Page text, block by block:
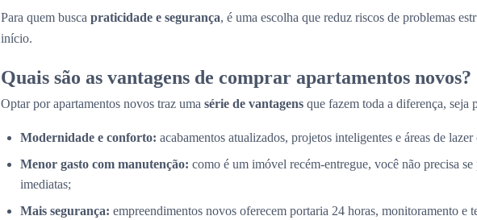
Para quem busca praticidade e segurança, é uma escolha que reduz riscos de problemas
início.
Quais são as vantagens de comprar apartamentos novos?
Optar por apartamentos novos traz uma série de vantagens que fazem toda a diferença, seja
Modernidade e conforto: acabamentos atualizados, projetos inteligentes e áreas de lazer
Menor gasto com manutenção: como é um imóvel recém-entregue, você não precisa
imediatas;
Mais segurança: empreendimentos novos oferecem portaria 24 horas, monitoramento e